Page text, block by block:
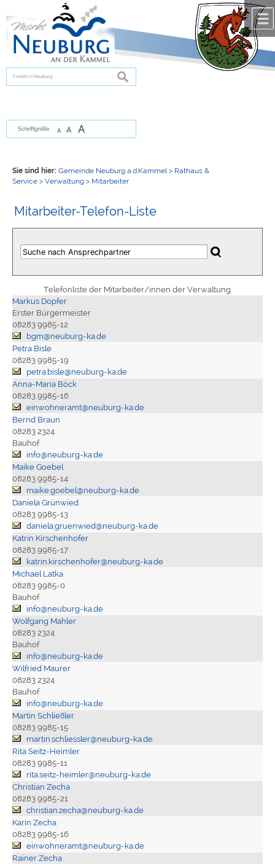
zur Navigationoder
springen.
suchen
Schriftgröße A A A
Sie sind hier: Gemeinde Neuburg a.d.Kammel > Rathaus &
Service> Verwaltung> Mitarbeiter
Mitarbeiter-Telefon-Liste
Telefonliste der Mitarbeiter/innen der Verwaltung
Markus Dopfer
Erster Bürgermeister
08283 9985-12
bgm@neuburg-ka.de
Petra Bisle
08283 9985-19
petra.bisle@neuburg-ka.de
Anna-Maria Böck
08283 9985-16
einwohneramt@neuburg-ka.de
Bernd Braun
08283 2324
Bauhof
info@neuburg-ka.de
Maike Goebel
08283 9985-14
maike.goebel@neuburg-ka.de
Daniela Grünwied
08283 9985-13
daniela.gruenwied@neuburg-ka.de
Katrin Kirschenhofer
08283 9985-17
katrin.kirschenhofer@neuburg-ka.de
Michael Latka
08283 9985-0
Bauhof
info@neuburg-ka.de
Wolfgang Mahler
08283 2324
Bauhof
info@neuburg-ka.de
Wilfried Maurer
08283 2324
Bauhof
info@neuburg-ka.de
Martin Schließler
08283 9985-15
martin.schliessler@neuburg-ka.de
Rita Seitz-Heimler
08283 9985-11
rita.seitz-heimler@neuburg-ka.de
Christian Zecha
08283 9985-21
christian.zecha@neuburg-ka.de
Karin Zecha
08283 9985-16
einwohneramt@neuburg-ka.de
Rainer Zecha